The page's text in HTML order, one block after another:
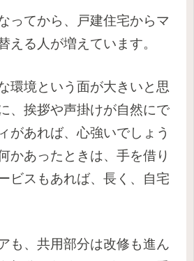
ってから、戸建住宅からマ
える人が増えています。
環境という面が大きいと思
、挨拶や声掛けが自然にで
があれば、心強いでしょう
かあったときは、手を借り
ビスもあれば、長く、自宅
も、共用部分は改修も進ん